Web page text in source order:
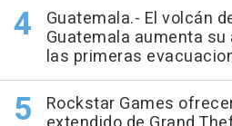
Guatemala.- El volcán
Guatemala aumenta
las primeras
Rockstar Games